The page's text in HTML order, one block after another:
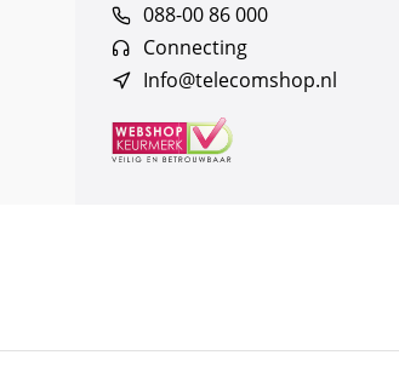
088-00 86 000
Connecting
Info@telecomshop.nl